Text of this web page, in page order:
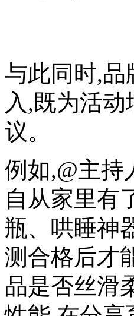
与此同时,品
入,既为活
议。
例如,@主持
自从家里有
瓶、哄睡神
测合格后才
品是否丝滑